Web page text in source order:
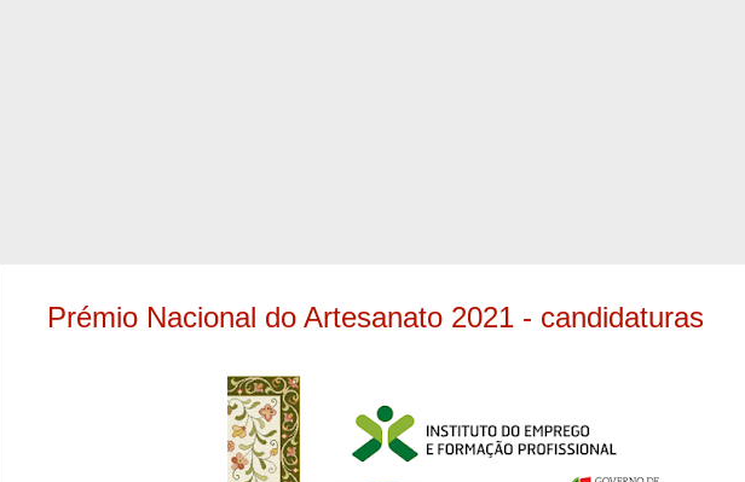
Prémio Nacional do Artesanato 2021 - candidaturas